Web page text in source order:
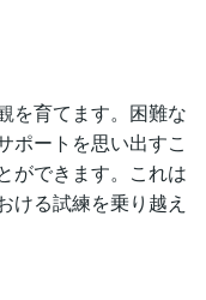
を育てます。困難な
ポートを思い出すこ
ができます。これは
ける試練を乗り越え